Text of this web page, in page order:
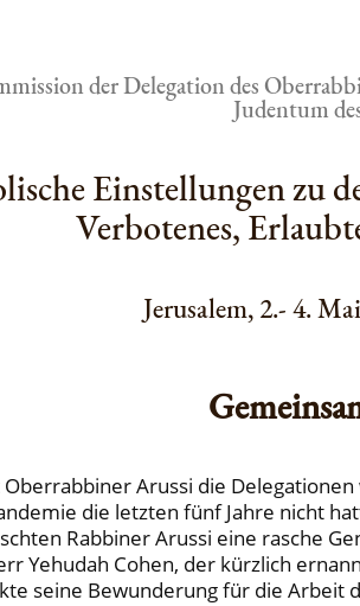
der Delegation des
Judentum
Einstellungen zu
Verbotenes,
Jerusalem, 2.- 4.
Arussi die
die letzten fünf Jahre nicht
Rabbiner Arussi eine rasche
Yehudah Cohen, der kürzlich
seine Bewunderung für die